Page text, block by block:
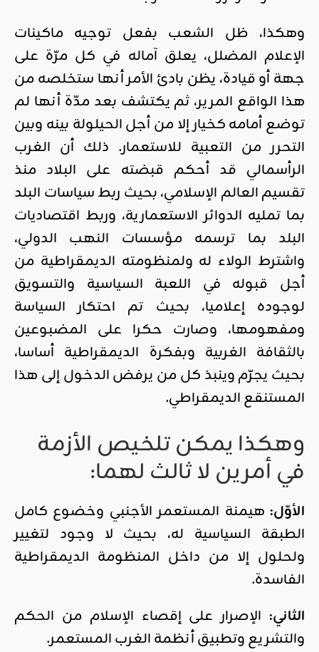
وهكذا، ظل الشعب بفعل توجيه ماكينات
الإعلام المضلل، يعلق آماله في كل مرّة على
جهة أو قيادة، يظن بادئ الأمر أنها ستخلصه من
هذا الواقع المرير، ثم يكتشف بعد مدّة أنها لم
توضع أمامه كخيار إلا من أجل الحيلولة بينه وبين
التحرر من التعبية للاستعمار. ذلك أن الغرب
الرأسمالي قد أحكم قبضته على البلاد منذ
تقسيم العالم الإسلامي، بحيث ربط سياسات البلد
بما تمليه الدوائر الاستعمارية، وربط اقتصاديات
البلد بما ترسمه مؤسسات النهب الدولي،
واشترط الولاء له ولمنظومته الديمقراطية من
أجل قبوله في اللعبة السياسية والتسويق
لوجوده إعلاميا، بحيث تم احتكار السياسة
ومفهومها، وصارت حكرا على المضبوعين
بالثقافة الغربية وبفكرة الديمقراطية أساسا،
بحيث يجرّم وينبذ كل من يرفض الدخول إلى هذا
المستنقع الديمقراطي.
وهكذا يمكن تلخيص الأزمة
في أمرين لا ثالث لهما:
الأوّل: هيمنة المستعمر الأجنبي وخضوع كامل
الطبقة السياسية له، بحيث لا وجود لتغيير
ولحلول إلا من داخل المنظومة الديمقراطية
الفاسدة.
الثاني: الإصرار على إقصاء الإسلام من الحكم
والتشريع وتطبيق أنظمة الغرب المستعمر.